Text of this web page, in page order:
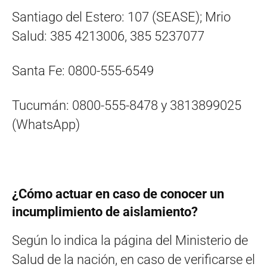
Santiago del Estero: 107 (SEASE); Mrio
Salud: 385 4213006, 385 5237077​
Santa Fe: 0800-555-6549
Tucumán: 0800-555-8478 y 3813899025
(WhatsApp)
¿Cómo actuar en caso de conocer un
incumplimiento de aislamiento?
Según lo indica la página del Ministerio de
Salud de la nación, en caso de verificarse el